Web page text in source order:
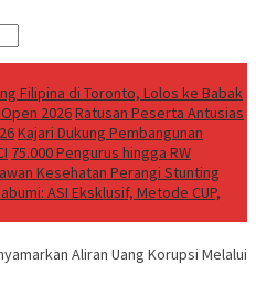
Filipina di Toronto, Lolos ke Babak
2026Ratusan Peserta Antusias
Kajari Dukung Pembangunan
75.000 Pengurus hingga RW
Kesehatan Perangi Stunting
ASI Eksklusif, Metode CUP,
Aliran Uang Korupsi Melalui